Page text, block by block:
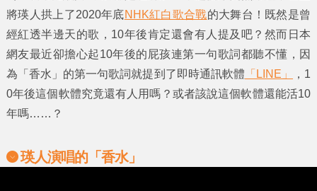
將瑛人拱上了2020年底NHK紅白歌合戰的大舞台！既然是曾
經紅透半邊天的歌，10年後肯定還會有人提及吧？然而日本
網友最近卻擔心起10年後的屁孩連第一句歌詞都聽不懂，因
為 「香水」 的第一句歌詞就提到了即時通訊軟體 「LINE」
，1
0年後這個軟體究竟還有人用嗎？或者該說這個軟體還能活10
年嗎……？
瑛人演唱的「香水」